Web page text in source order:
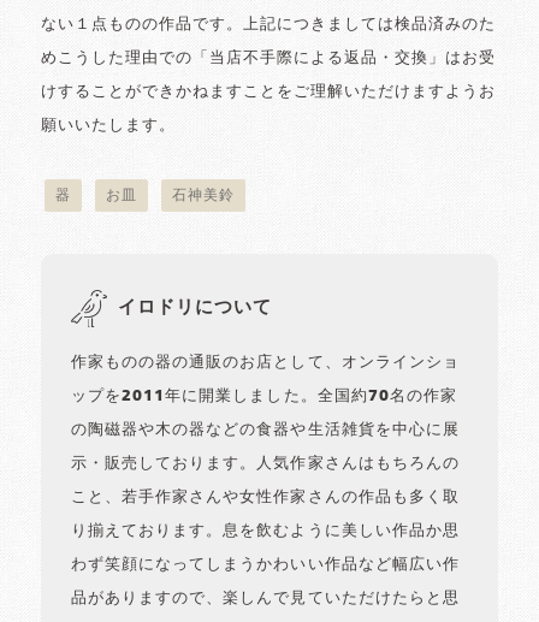
ない１点ものの作品です。上記につきましては検品済みのた
めこうした理由での「当店不手際による返品・交換」はお受
けすることができかねますことをご理解いただけますようお
願いいたします。
器 お皿 石神美鈴
イロドリについて
作家ものの器の通販のお店として、オンラインショ
ップを2011年に開業しました。全国約70名の作家
の陶磁器や木の器などの食器や生活雑貨を中心に展
示・販売しております。人気作家さんはもちろんの
こと、若手作家さんや女性作家さんの作品も多く取
り揃えております。息を飲むように美しい作品か思
わず笑顔になってしまうかわいい作品など幅広い作
品がありますので、楽しんで見ていただけたらと思